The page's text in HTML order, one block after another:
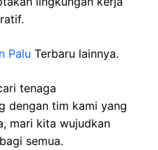
Palu Terbaru lainnya.
tenaga
dengan tim kami yang
mari kita wujudkan
semua.